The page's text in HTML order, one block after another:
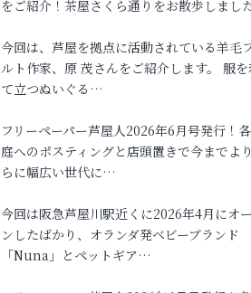
をご紹介！茶屋さくら通りをお散歩しまし
今回は、芦屋を拠点に活動されている羊毛
ルト作家、原 茂さんをご紹介します。 服を
て立つぬいぐる…
フリーペーパー芦屋人2026年6月号発行！
庭へのポスティングと店頭置きで今までよ
らに幅広い世代に…
今回は阪急芦屋川駅近くに2026年4月にオ
ンしたばかり、オランダ発ベビーブランド
「Nuna」とペットギア…